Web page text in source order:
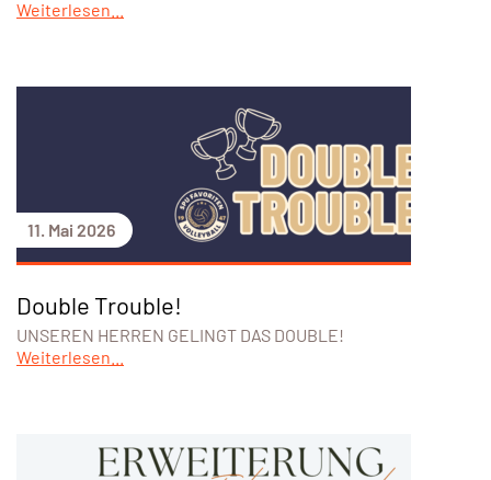
Weiterlesen...
11. Mai 2026
Double Trouble!
UNSEREN HERREN GELINGT DAS DOUBLE!
Weiterlesen...